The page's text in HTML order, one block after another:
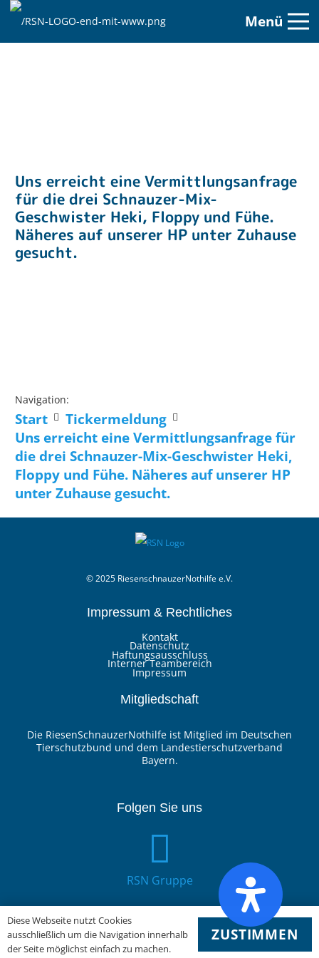
Menü
Uns erreicht eine Vermittlungsanfrage
für die drei Schnauzer-Mix-
Geschwister Heki, Floppy und Fühe.
Näheres auf unserer HP unter Zuhause
gesucht.
Navigation:
Start
Tickermeldung
Uns erreicht eine Vermittlungsanfrage für
die drei Schnauzer-Mix-Geschwister Heki,
Floppy und Fühe. Näheres auf unserer HP
unter Zuhause gesucht.
© 2025 RiesenschnauzerNothilfe e.V.
Impressum & Rechtliches
Kontakt
Datenschutz
Haftungsausschluss
Interner Teambereich
Impressum
Mitgliedschaft
Die RiesenSchnauzerNothilfe ist Mitglied im Deutschen
Tierschutzbund und dem Landestierschutzverband
Bayern.
Folgen Sie uns
RSN Gruppe
Diese Webseite nutzt Cookies
ausschließlich um die Navigation innerhalb
der Seite möglichst einfach zu machen.
ZUSTIMMEN